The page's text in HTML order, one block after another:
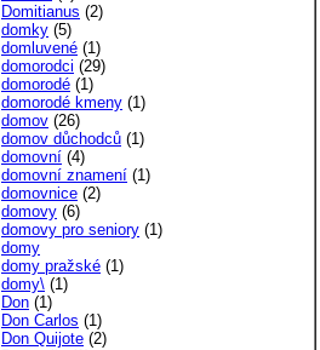
Domitianus (2)
domky (5)
domluvené (1)
domorodci (29)
domorodé (1)
domorodé kmeny (1)
domov (26)
domov důchodců (1)
domovní (4)
domovní znamení (1)
domovnice (2)
domovy (6)
domovy pro seniory (1)
domy
domy pražské (1)
domy\ (1)
Don (1)
Don Carlos (1)
Don Quijote (2)